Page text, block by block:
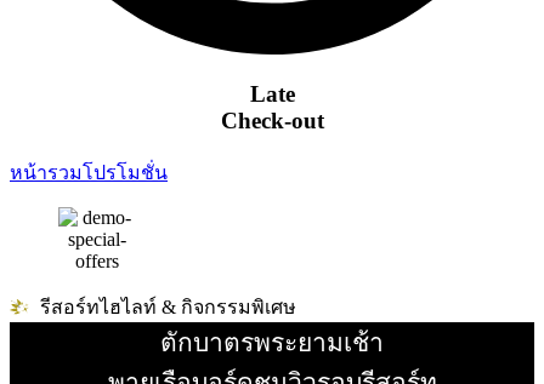
Late
Check-out
หน้ารวมโปรโมชั่น
รีสอร์ทไฮไลท์ & กิจกรรมพิเศษ
ตักบาตรพระยามเช้า
อ่านเพิ่ม